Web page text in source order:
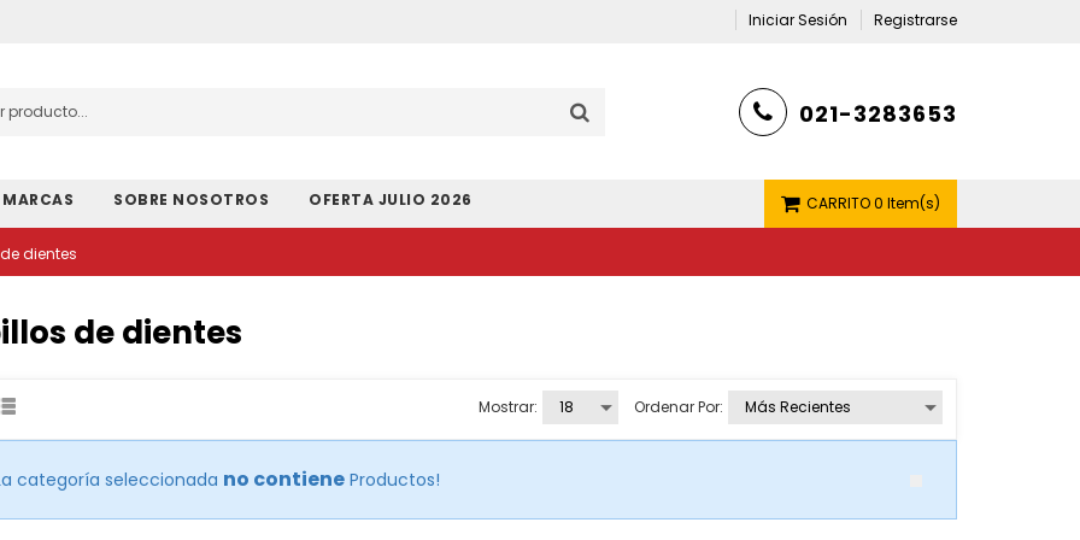
Iniciar Sesión Registrarse
021-3283653
MARCAS SOBRE NOSOTROS OFERTA JULIO 2026 CARRITO0 Item(s)
dientes
de dientes
Mostrar: Ordenar Por:
categoría seleccionada no contieneProductos!